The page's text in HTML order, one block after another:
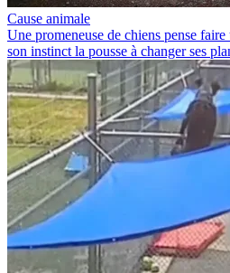
Cause animale
Une promeneuse de chiens pense
son instinct la pousse à changer ses